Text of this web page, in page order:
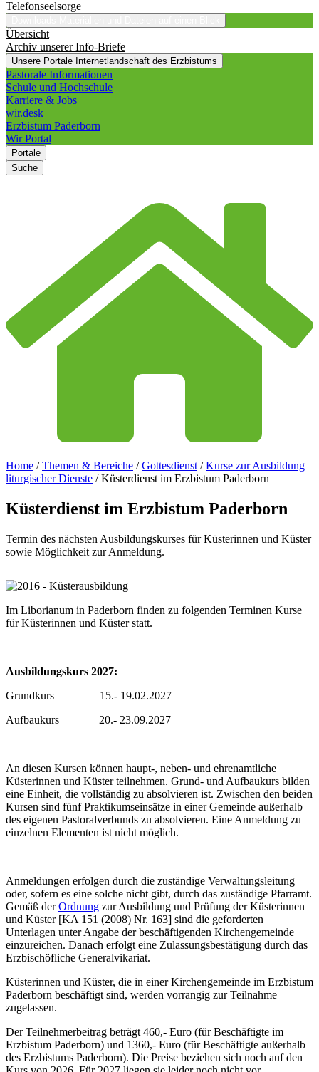
Telefonseelsorge
Übersicht
Archiv unserer Info-Briefe
Unsere Portale Internetlandschaft des Erzbistums
Pastorale Informationen
Schule und Hochschule
Karriere & Jobs
wir.desk
Erzbistum Paderborn
Wir Portal
Portale
Suche
Home /Themen & Bereiche /Gottesdienst /Kurse zur Ausbildung
liturgischer Dienste /Küsterdienst im Erzbistum Paderborn
Küsterdienst im Erzbistum Paderborn
Termin des nächsten Ausbildungskurses für Küsterinnen und Küster
sowie Möglichkeit zur Anmeldung.
Im Liborianum in Paderborn finden zu folgenden Terminen Kurse
für Küsterinnen und Küster statt.
Ausbildungskurs 2027:
Grundkurs 15.- 19.02.2027
Aufbaukurs 20.- 23.09.2027
An diesen Kursen können haupt-, neben- und ehrenamtliche
Küsterinnen und Küster teilnehmen. Grund- und Aufbaukurs bilden
eine Einheit, die vollständig zu absolvieren ist. Zwischen den beiden
Kursen sind fünf Praktikumseinsätze in einer Gemeinde außerhalb
des eigenen Pastoralverbunds zu absolvieren. Eine Anmeldung zu
einzelnen Elementen ist nicht möglich.
Anmeldungen erfolgen durch die zuständige Verwaltungsleitung
oder, sofern es eine solche nicht gibt, durch das zuständige Pfarramt.
Gemäß derOrdnung zur Ausbildung und Prüfung der Küsterinnen
und Küster [KA 151 (2008) Nr. 163] sind die geforderten
Unterlagen unter Angabe der beschäftigenden Kirchengemeinde
einzureichen. Danach erfolgt eine Zulassungsbestätigung durch das
Erzbischöfliche Generalvikariat.
Küsterinnen und Küster, die in einer Kirchengemeinde im Erzbistum
Paderborn beschäftigt sind, werden vorrangig zur Teilnahme
zugelassen.
Der Teilnehmerbeitrag beträgt 460,- Euro (für Beschäftigte im
Erzbistum Paderborn) und 1360,- Euro (für Beschäftigte außerhalb
des Erzbistums Paderborn). Die Preise beziehen sich noch auf den